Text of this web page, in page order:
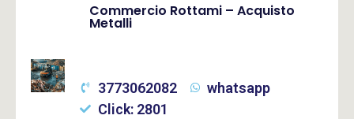
Commercio Rottami – Acquisto
Metalli
3773062082
whatsapp
Click: 2801